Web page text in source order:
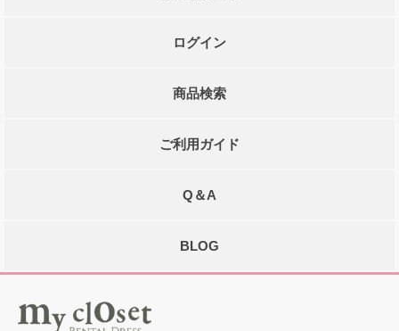
ログイン
商品検索
ご利用ガイド
Q＆A
BLOG